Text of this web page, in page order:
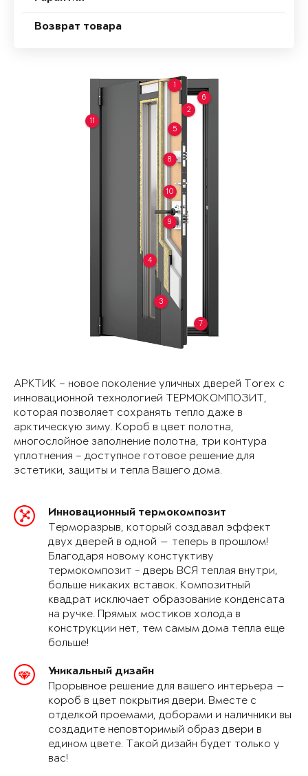
Возврат товара
1
2
3
4
5
6
7
8
9
10
11
АРКТИК – новое поколение уличных дверей Torex с
инновационной технологией ТЕРМОКОМПОЗИТ,
которая позволяет сохранять тепло даже в
арктическую зиму. Короб в цвет полотна,
многослойное заполнение полотна, три контура
уплотнения – доступное готовое решение для
эстетики, защиты и тепла Вашего дома.
Инновационный термокомпозит
Терморазрыв, который создавал эффект
двух дверей в одной — теперь в прошлом!
Благодаря новому констуктиву
термокомпозит - дверь ВСЯ теплая внутри,
больше никаких вставок. Композитный
квадрат исключает образование конденсата
на ручке. Прямых мостиков холода в
конструкции нет, тем самым дома тепла еще
больше!
Уникальный дизайн
Прорывное решение для вашего интерьера —
короб в цвет покрытия двери. Вместе с
отделкой проемами, доборами и наличники вы
создадите неповторимый образ двери в
едином цвете. Такой дизайн будет только у
вас!